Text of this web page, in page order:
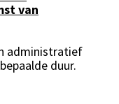
van
administratief
duur.